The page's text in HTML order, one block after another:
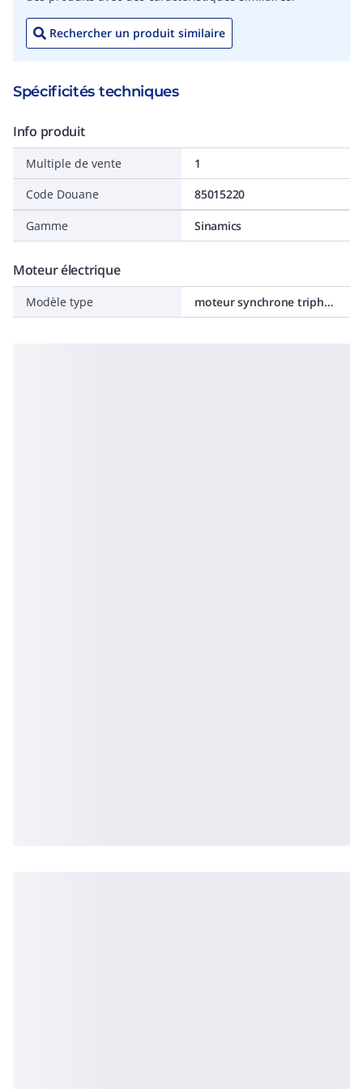
Rechercher un produit similaire
Spécificités techniques
Info produit
Multiple de vente
1
Code Douane
85015220
Gamme Sinamics
Moteur électrique
Modèle type moteur synchrone triphasé